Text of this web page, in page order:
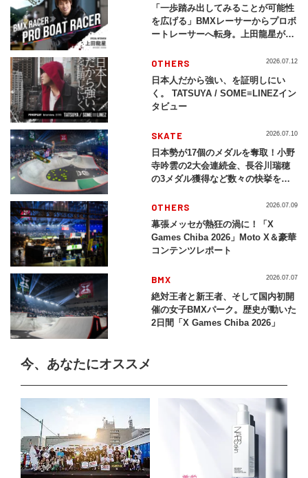
「一歩踏み出してみることが可能性
を広げる」BMXレーサーからプロボ
ートレーサーへ転身。上田龍星が体
OTHERS
日本人だから強い、を証明しにい
く。 TATSUYA / SOME≡LINEZイン
タビュー
2026.07.12
SKATE
日本勢が17個のメダルを奪取！小野
寺吟雲の2大会連続金、長谷川瑞穂
の3メダル獲得など数々の快挙をプ
2026」
2026.07.10
OTHERS
幕張メッセが熱狂の渦に！「X
Games Chiba 2026」Moto X＆豪華
コンテンツレポート
2026.07.09
BMX
絶対王者と新王者、そして国内初開
催の女子BMXパーク。歴史が動いた
2日間「X Games Chiba 2026」
2026.07.07
今、あなたにオススメ